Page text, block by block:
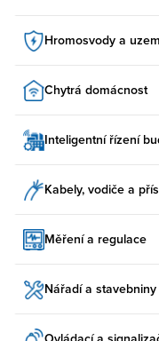
Hromosvody a
Chytrá domácnost
Inteligentní řízení
Kabely, vodiče a
Měření a regulace
Nářadí a stavebniny